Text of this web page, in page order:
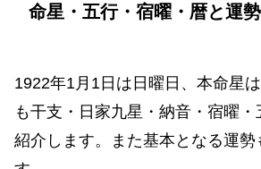
命星・五行・宿曜・暦と運勢
1922年1月1日は日曜日、本命星
も干支・日家九星・納音・宿曜
紹介します。また基本となる運勢